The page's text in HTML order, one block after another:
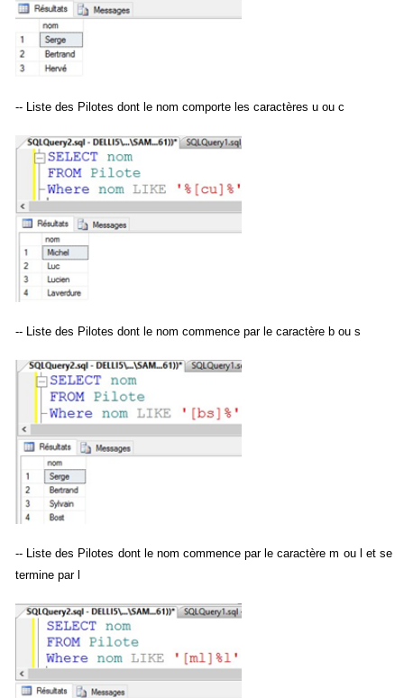
-- Liste des Pilotes dont le nom comporte les caractères u ou c
-- Liste des Pilotes dont le nom commence par le caractère b ou s
-- Liste des Pilotes dont le nom commence par le caractère m ou l et se
termine par l